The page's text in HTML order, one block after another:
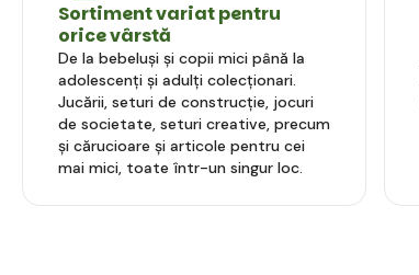
Sortiment variat pentru
orice vârstă
De la bebeluși și copii mici până la
adolescenți și adulți colecționari.
Jucării, seturi de construcție, jocuri
de societate, seturi creative, precum
și cărucioare și articole pentru cei
mai mici, toate într-un singur loc.